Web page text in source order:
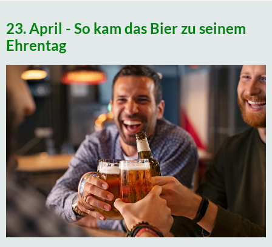
23. April - So kam das Bier zu seinem
Ehrentag